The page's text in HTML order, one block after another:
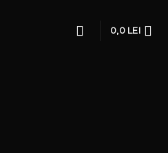
0,0 LEI